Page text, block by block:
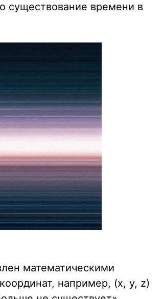
существование времени в
математическими
например, (x, y, z)